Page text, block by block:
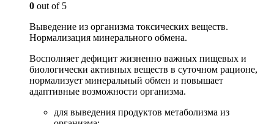
0 out of 5
Выведение из организма токсических веществ.
Нормализация минерального обмена.
Восполняет дефицит жизненно важных пищевых и
биологически активных веществ в суточном рационе,
нормализует минеральный обмен и повышает
адаптивные возможности организма.
для выведения продуктов метаболизма из